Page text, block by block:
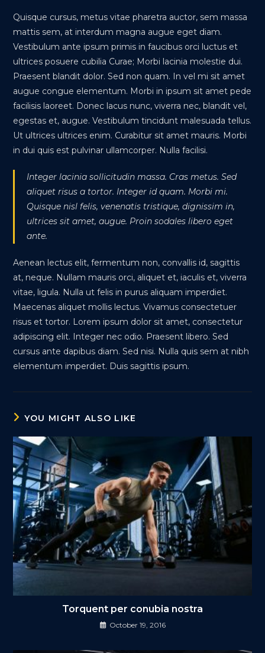
Quisque cursus, metus vitae pharetra auctor, sem massa
mattis sem, at interdum magna augue eget diam.
Vestibulum ante ipsum primis in faucibus orci luctus et
ultrices posuere cubilia Curae; Morbi lacinia molestie dui.
Praesent blandit dolor. Sed non quam. In vel mi sit amet
augue congue elementum. Morbi in ipsum sit amet pede
facilisis laoreet. Donec lacus nunc, viverra nec, blandit vel,
egestas et, augue. Vestibulum tincidunt malesuada tellus.
Ut ultrices ultrices enim. Curabitur sit amet mauris. Morbi
in dui quis est pulvinar ullamcorper. Nulla facilisi.
Integer lacinia sollicitudin massa. Cras metus. Sed
aliquet risus a tortor. Integer id quam. Morbi mi.
Quisque nisl felis, venenatis tristique, dignissim in,
ultrices sit amet, augue. Proin sodales libero eget
ante.
Aenean lectus elit, fermentum non, convallis id, sagittis
at, neque. Nullam mauris orci, aliquet et, iaculis et, viverra
vitae, ligula. Nulla ut felis in purus aliquam imperdiet.
Maecenas aliquet mollis lectus. Vivamus consectetuer
risus et tortor. Lorem ipsum dolor sit amet, consectetur
adipiscing elit. Integer nec odio. Praesent libero. Sed
cursus ante dapibus diam. Sed nisi. Nulla quis sem at nibh
elementum imperdiet. Duis sagittis ipsum.
YOU MIGHT ALSO LIKE
Torquent per conubia nostra
October 19, 2016